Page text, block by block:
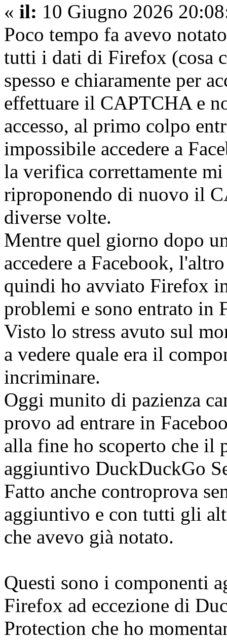
« il: 10 Giugno 2026
Poco tempo fa avevo
tutti i dati di Firefox (cosa
spesso e chiaramente per
effettuare il CAPTCHA e
accesso, al primo colpo
impossibile accedere a
la verifica correttamente
riproponendo di nuovo il
diverse volte.
Mentre quel giorno dopo
accedere a Facebook,
quindi ho avviato Firefox
problemi e sono entrato in
Visto lo stress avuto sul
a vedere quale era il
incriminare.
Oggi munito di pazienza
provo ad entrare in
alla fine ho scoperto che il
aggiuntivo DuckDuckGo
Fatto anche controprova
aggiuntivo e con tutti gli
che avevo già notato.
Questi sono i componenti
Firefox ad eccezione di
Protection che ho